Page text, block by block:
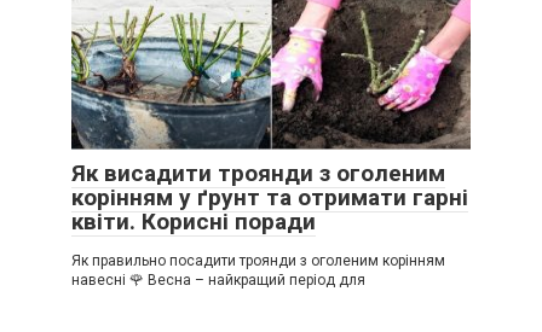
Як висадити троянди з оголеним
корінням у ґрунт та отримати гарні
квіти. Корисні поради
Як правильно посадити троянди з оголеним корінням
навесні 🌹 Весна – найкращий період для